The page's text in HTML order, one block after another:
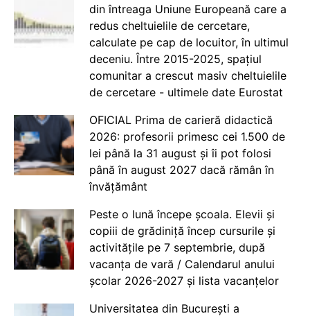
din întreaga Uniune Europeană care a
redus cheltuielile de cercetare,
calculate pe cap de locuitor, în ultimul
deceniu. Între 2015-2025, spațiul
comunitar a crescut masiv cheltuielile
de cercetare - ultimele date Eurostat
OFICIAL Prima de carieră didactică
2026: profesorii primesc cei 1.500 de
lei până la 31 august și îi pot folosi
până în august 2027 dacă rămân în
învățământ
Peste o lună începe școala. Elevii și
copiii de grădiniță încep cursurile și
activitățile pe 7 septembrie, după
vacanța de vară / Calendarul anului
școlar 2026-2027 și lista vacanțelor
Universitatea din București a